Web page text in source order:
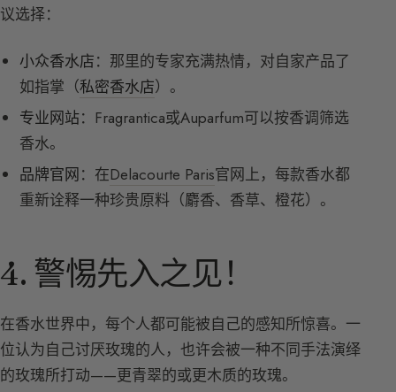
议选择：
小众香水店：那里的专家充满热情，对自家产品了
如指掌（私密香水店）。
专业网站：Fragrantica或Auparfum可以按香调筛选
香水。
品牌官网 ：在Delacourte Paris官网上，每款香水都
重新诠释一种珍贵原料（麝香、香草、橙花）。
4. 警惕先入之见！
在香水世界中，每个人都可能被自己的感知所惊喜。一
位认为自己讨厌玫瑰的人，也许会被一种不同手法演绎
的玫瑰所打动——更青翠的或更木质的玫瑰。